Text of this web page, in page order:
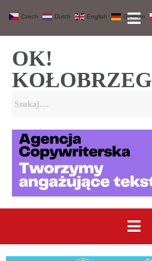
OK!
KOŁOBRZEG
Czech Dutch English German